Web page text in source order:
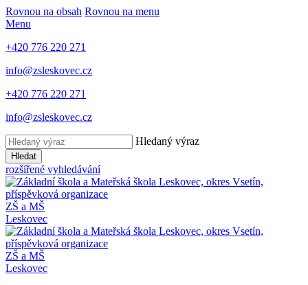
Rovnou na obsah Rovnou na menu
Menu
+420 776 220 271
info@zsleskovec.cz
+420 776 220 271
info@zsleskovec.cz
Hledaný výraz
Hledat
rozšířené vyhledávání
ZŠ a MŠ
Leskovec
ZŠ a MŠ
Leskovec